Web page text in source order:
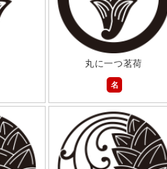
丸に一つ茗荷
名